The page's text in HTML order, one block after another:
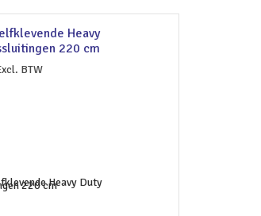
Heavy
220 cm
BTW